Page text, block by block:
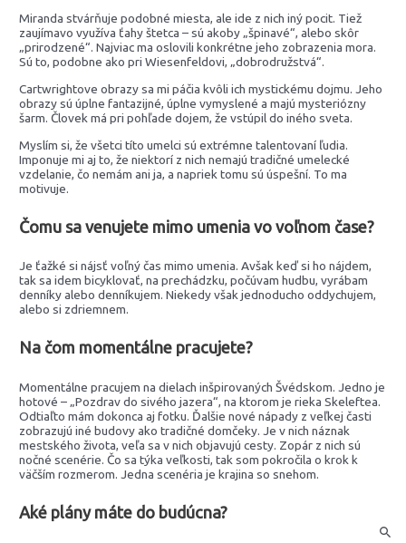
Miranda stvárňuje podobné miesta, ale ide z nich iný pocit. Tiež
zaujímavo využíva ťahy štetca – sú akoby „špinavé“, alebo skôr
„prirodzené“. Najviac ma oslovili konkrétne jeho zobrazenia mora.
Sú to, podobne ako pri Wiesenfeldovi, „dobrodružstvá“.
Cartwrightove obrazy sa mi páčia kvôli ich mystickému dojmu. Jeho
obrazy sú úplne fantazijné, úplne vymyslené a majú mysteriózny
šarm. Človek má pri pohľade dojem, že vstúpil do iného sveta.
Myslím si, že všetci títo umelci sú extrémne talentovaní ľudia.
Imponuje mi aj to, že niektorí z nich nemajú tradičné umelecké
vzdelanie, čo nemám ani ja, a napriek tomu sú úspešní. To ma
motivuje.
Čomu sa venujete mimo umenia vo voľnom čase?
Je ťažké si nájsť voľný čas mimo umenia. Avšak keď si ho nájdem,
tak sa idem bicyklovať, na prechádzku, počúvam hudbu, vyrábam
denníky alebo denníkujem. Niekedy však jednoducho oddychujem,
alebo si zdriemnem.
Na čom momentálne pracujete?
Momentálne pracujem na dielach inšpirovaných Švédskom. Jedno je
hotové – „Pozdrav do sivého jazera“, na ktorom je rieka Skeleftea.
Odtiaľto mám dokonca aj fotku. Ďalšie nové nápady z veľkej časti
zobrazujú iné budovy ako tradičné domčeky. Je v nich náznak
mestského života, veľa sa v nich objavujú cesty. Zopár z nich sú
nočné scenérie. Čo sa týka veľkosti, tak som pokročila o krok k
väčším rozmerom. Jedna scenéria je krajina so snehom.
Aké plány máte do budúcna?